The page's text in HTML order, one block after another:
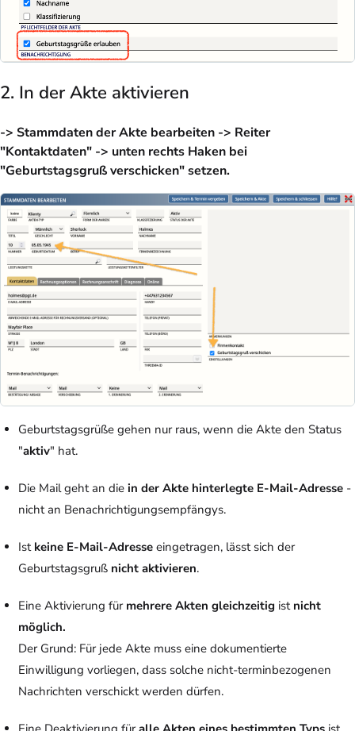
2. In der Akte aktivieren
-> Stammdaten der Akte bearbeiten -> Reiter
"Kontaktdaten" -> unten rechts Haken bei
"Geburtstagsgruß verschicken" setzen.
Geburtstagsgrüße gehen nur raus, wenn die Akte den Status
"aktiv" hat.
Die Mail geht an die in der Akte hinterlegte E-Mail-Adresse-
nicht an Benachrichtigungsempfängys.
Ist keine E-Mail-Adresseeingetragen, lässt sich der
Geburtstagsgruß nicht aktivieren.
Eine Aktivierung für mehrere Akten gleichzeitig ist nicht
möglich.
Der Grund: Für jede Akte muss eine dokumentierte
Einwilligung vorliegen, dass solche nicht-terminbezogenen
Nachrichten verschickt werden dürfen.